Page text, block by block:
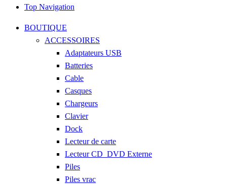
Top Navigation
BOUTIQUE
ACCESSOIRES
Adaptateurs USB
Batteries
Cable
Casques
Chargeurs
Clavier
Dock
Lecteur de carte
Lecteur CD_DVD Externe
Piles
Piles vrac